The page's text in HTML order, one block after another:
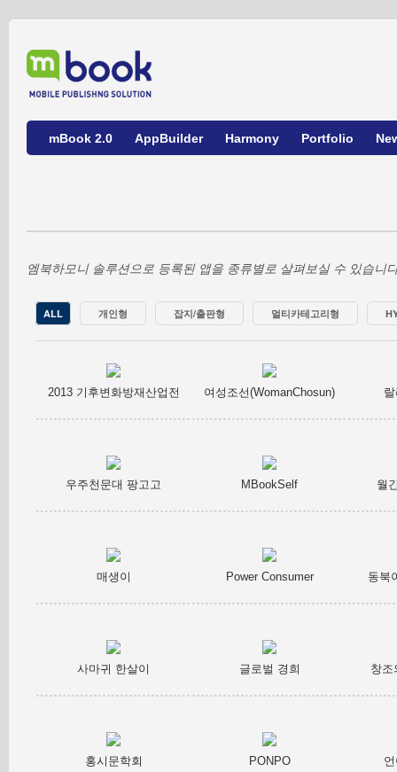
mBook 2.0 AppBuilder Harmony Portfolio
엠북하모니 솔루션으로 등록된 앱을 종류별로 살펴보실 수 있습니
ALL 개인형 잡지/출판형 멀티카테고리형
2013 기후변화방재산업전 여성조선(WomanChosun)
우주천문대 팡고고 MBookSelf 월
매생이 Power Consumer 동북
사마귀 한살이 글로벌 경희 창조
홍시문학회 PONPO